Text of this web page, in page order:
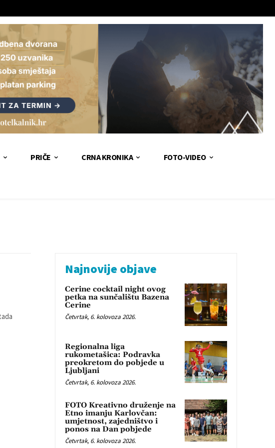
PRIČE CRNA KRONIKA FOTO-VIDEO
Najnovije objave
Cerine cocktail night ovog
petka na sunčalištu Bazena
Cerine
Četvrtak, 6. kolovoza 2026.
Regionalna liga
rukometašica: Podravka
preokretom do pobjede u
Ljubljani
Četvrtak, 6. kolovoza 2026.
FOTO Kreativno druženje na
Etno imanju Karlovčan:
umjetnost, zajedništvo i
ponos na Dan pobjede
Četvrtak, 6. kolovoza 2026.